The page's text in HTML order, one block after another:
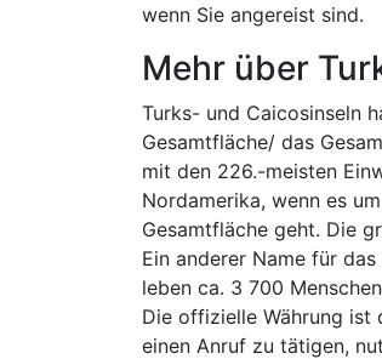
wenn Sie angereist sind.
Mehr über
Turks- und Caicosinseln
Gesamtfläche/ das
mit den 226.-meisten
Nordamerika, wenn es
Gesamtfläche geht. Die
Ein anderer Name für
leben ca. 3 700
Die offizielle Währung ist
einen Anruf zu tätigen,